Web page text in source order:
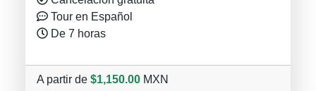
Tour en Español
De 7 horas
A partir de $1,150.00 MXN